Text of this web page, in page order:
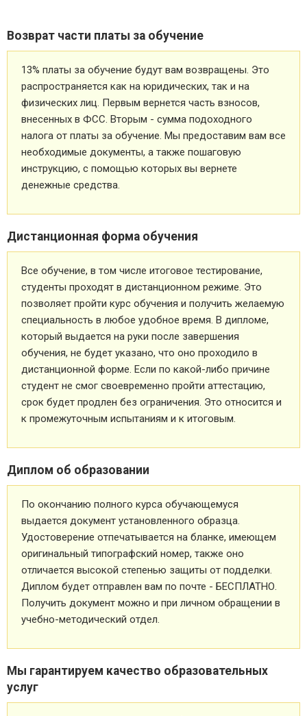
Возврат части платы за обучение
13% платы за обучение будут вам возвращены. Это
распространяется как на юридических, так и на
физических лиц. Первым вернется часть взносов,
внесенных в ФСС. Вторым - сумма подоходного
налога от платы за обучение. Мы предоставим вам все
необходимые документы, а также пошаговую
инструкцию, с помощью которых вы вернете
денежные средства.
Дистанционная форма обучения
Все обучение, в том числе итоговое тестирование,
студенты проходят в дистанционном режиме. Это
позволяет пройти курс обучения и получить желаемую
специальность в любое удобное время. В дипломе,
который выдается на руки после завершения
обучения, не будет указано, что оно проходило в
дистанционной форме. Если по какой-либо причине
студент не смог своевременно пройти аттестацию,
срок будет продлен без ограничения. Это относится и
к промежуточным испытаниям и к итоговым.
Диплом об образовании
По окончанию полного курса обучающемуся
выдается документ установленного образца.
Удостоверение отпечатывается на бланке, имеющем
оригинальный типографский номер, также оно
отличается высокой степенью защиты от подделки.
Диплом будет отправлен вам по почте - БЕСПЛАТНО.
Получить документ можно и при личном обращении в
учебно-методический отдел.
Мы гарантируем качество образовательных
услуг